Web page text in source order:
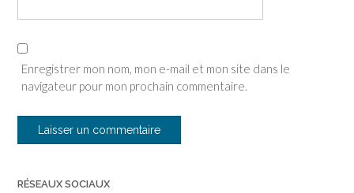
Enregistrer mon nom, mon e-mail et mon site dans le
navigateur pour mon prochain commentaire.
RÉSEAUX SOCIAUX